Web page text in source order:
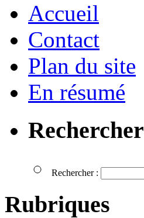
Accueil
Contact
Plan du site
En résumé
Rechercher
Rechercher :
Rubriques